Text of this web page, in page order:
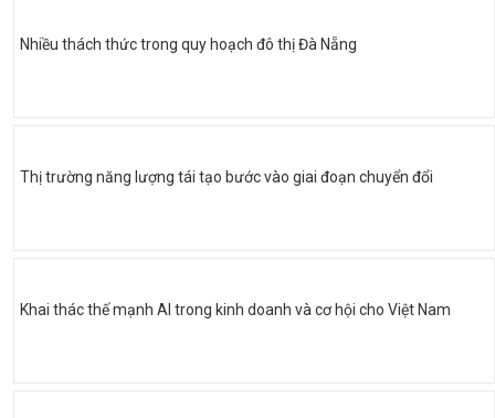
Nhiều thách thức trong quy hoạch đô thị Đà Nẵng
Thị trường năng lượng tái tạo bước vào giai đoạn chuyển đổi
Khai thác thế mạnh AI trong kinh doanh và cơ hội cho Việt Nam